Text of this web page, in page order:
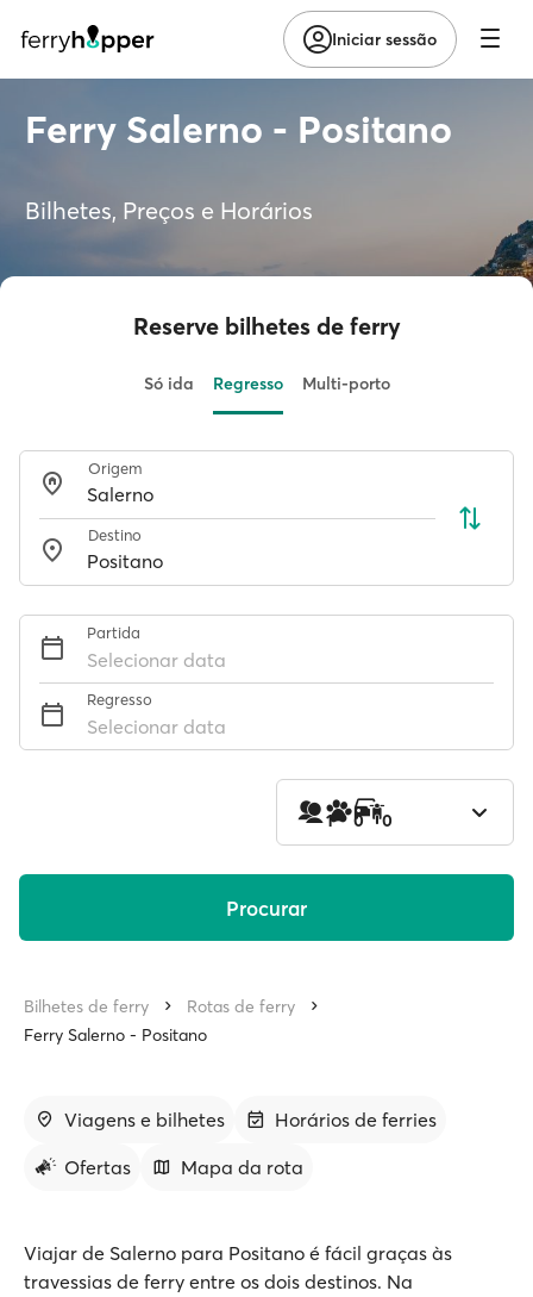
Iniciar sessão
Ferry Salerno - Positano
Bilhetes, Preços e Horários
Reserve bilhetes de ferry
Só ida Regresso Multi-porto
Origem
Destino
Partida
Selecionar data
Regresso
Selecionar data
1 0 0
Procurar
Bilhetes de ferry
Rotas de ferry
Ferry Salerno - Positano
Viagens e bilhetes
Horários de ferries
Ofertas
Mapa da rota
Viajar de Salerno para Positano é fácil graças às
travessias de ferry entre os dois destinos. Na